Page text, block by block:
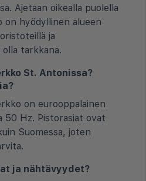
Ajetaan oikealla puolella
on hyödyllinen alueen
ja
tarkkana.
St. Antonissa?
on eurooppalainen
50 Hz. Pistorasiat ovat
Suomessa, joten
ja nähtävyydet?